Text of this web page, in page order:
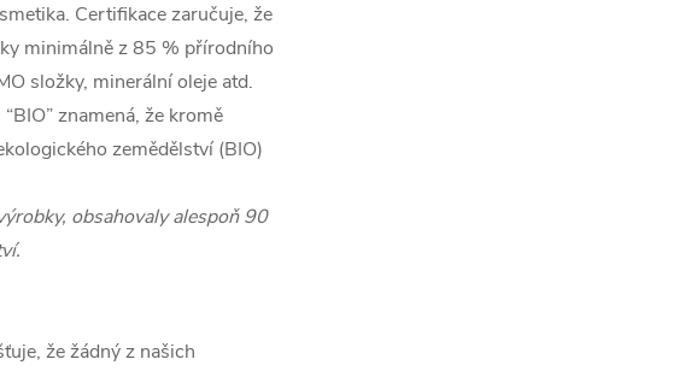
Certifikace zaručuje, že
minimálně z 85 % přírodního
složky, minerální oleje atd.
znamená, že kromě
zemědělství (BIO)
obsahovaly alespoň 90
že žádný z našich